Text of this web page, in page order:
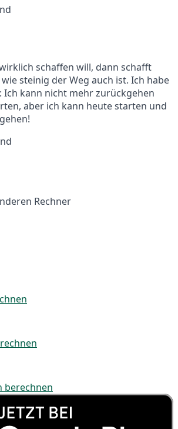
schaffen will, dann schafft
steinig der Weg auch ist. Ich habe
Ich kann nicht mehr zurückgehen
aber ich kann heute starten und
Rechner
berechnen